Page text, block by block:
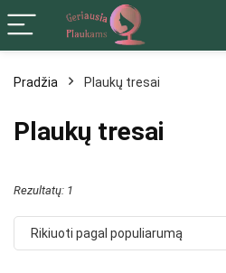
Pradžia Plaukų tresai
Plaukų tresai
Rezultatų: 1
Rikiuoti pagal populiarumą